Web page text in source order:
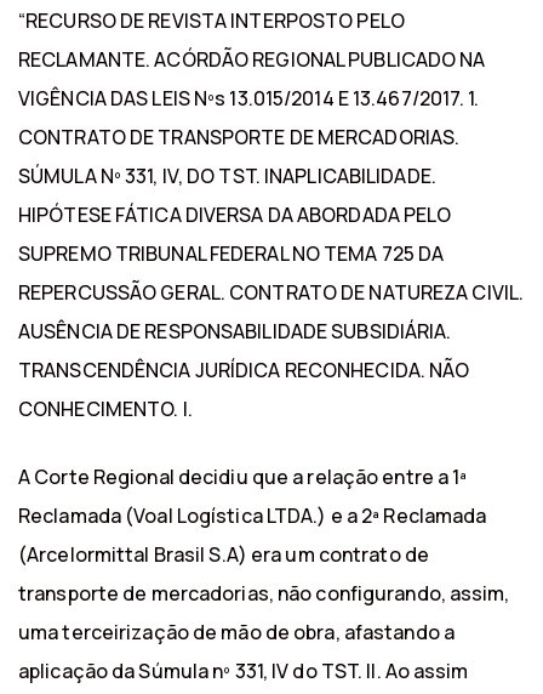
“RECURSO DE REVISTA INTERPOSTO PELO
RECLAMANTE. ACÓRDÃO REGIONAL PUBLICADO NA
VIGÊNCIA DAS LEIS Nºs 13.015/2014 E 13.467/2017. 1.
CONTRATO DE TRANSPORTE DE MERCADORIAS.
SÚMULA Nº 331, IV, DO TST. INAPLICABILIDADE.
HIPÓTESE FÁTICA DIVERSA DA ABORDADA PELO
SUPREMO TRIBUNAL FEDERAL NO TEMA 725 DA
REPERCUSSÃO GERAL. CONTRATO DE NATUREZA CIVIL.
AUSÊNCIA DE RESPONSABILIDADE SUBSIDIÁRIA.
TRANSCENDÊNCIA JURÍDICA RECONHECIDA. NÃO
CONHECIMENTO. I.
A Corte Regional decidiu que a relação entre a 1ª
Reclamada (Voal Logística LTDA.) e a 2ª Reclamada
(Arcelormittal Brasil S.A) era um contrato de
transporte de mercadorias, não configurando, assim,
uma terceirização de mão de obra, afastando a
aplicação da Súmula nº 331, IV do TST. II. Ao assim